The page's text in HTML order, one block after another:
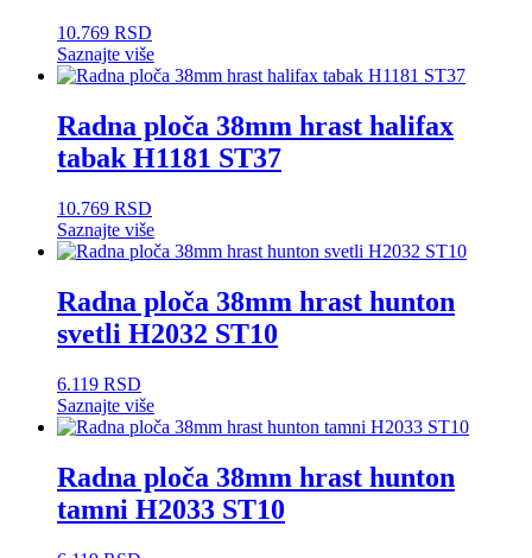
10.769 RSD
Saznajte više
Radna ploča 38mm hrast halifax
tabak H1181 ST37
10.769 RSD
Saznajte više
Radna ploča 38mm hrast hunton
svetli H2032 ST10
6.119 RSD
Saznajte više
Radna ploča 38mm hrast hunton
tamni H2033 ST10